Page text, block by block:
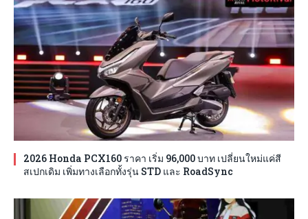
2026 Honda PCX160 ราคา เริ่ม 96,000 บาท เปลี่ยนใหม่แค่สี
สเปกเดิม เพิ่มทางเลือกทั้งรุ่น STD และ RoadSync